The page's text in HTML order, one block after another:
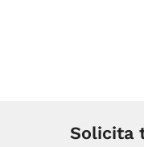
Solicita